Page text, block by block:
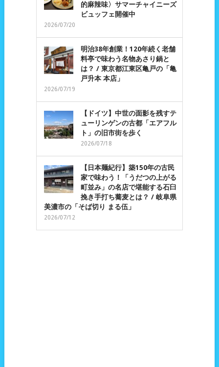
的麻辣味〉サマーチャイニーズ
ビュッフェ開催中
2026/07/20
明治38年創業！120年続く老舗
料亭で味わう名物あさり鍋と
は？ / 東京都江東区亀戸の「亀
戸升本 本店」
2026/07/19
【ドイツ】中世の面影を残すテ
ューリンゲンの古都「エアフル
ト」の旧市街を歩く
2026/07/18
【日本麺紀行】築150年の古民
家で味わう！「うだつの上がる
町並み」の名店で堪能する石臼
挽き手打ち蕎麦とは？ / 岐阜県
美濃市の「そば切り まる伍」
2026/07/12